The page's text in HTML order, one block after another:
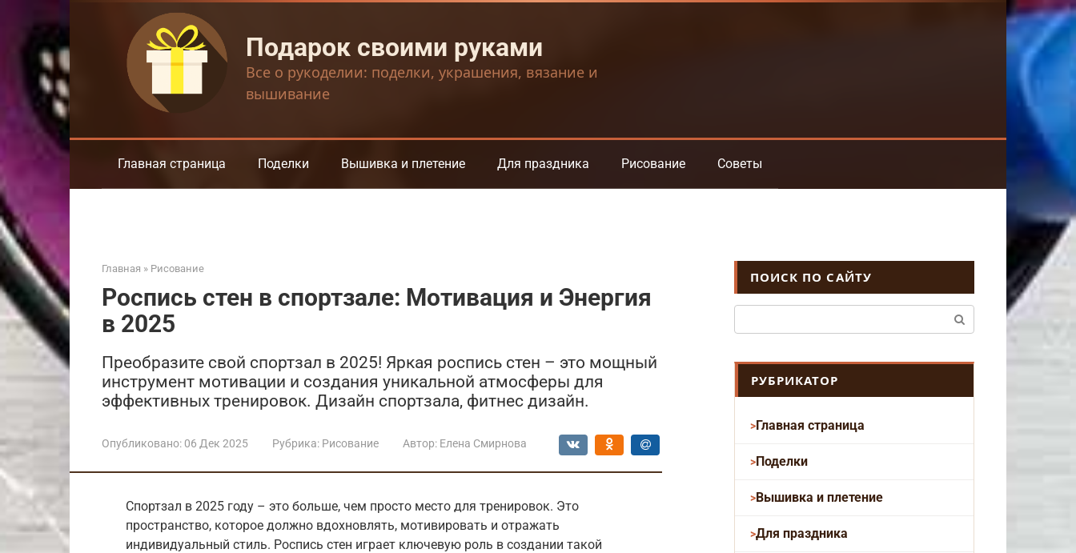
контенту
Подарок своими руками
Все о рукоделии: поделки, украшения, вязание и
вышивание
Главная страница Поделки Вышивка и плетение Для праздника Рисование Советы
Главная » Рисование
Роспись стен в спортзале: Мотивация и Энергия
в 2025
Преобразите свой спортзал в 2025! Яркая роспись стен – это мощный
инструмент мотивации и создания уникальной атмосферы для
эффективных тренировок. Дизайн спортзала, фитнес дизайн.
Опубликовано: 06 Дек 2025 Рубрика: Рисование Автор: Елена Смирнова
Спортзал в 2025 году – это больше, чем просто место для тренировок. Это
пространство, которое должно вдохновлять, мотивировать и отражать
индивидуальный стиль. Роспись стен играет ключевую роль в создании такой
ПОИСК ПО САЙТУ
РУБРИКАТОР
Главная страница
Поделки
Вышивка и плетение
Для праздника